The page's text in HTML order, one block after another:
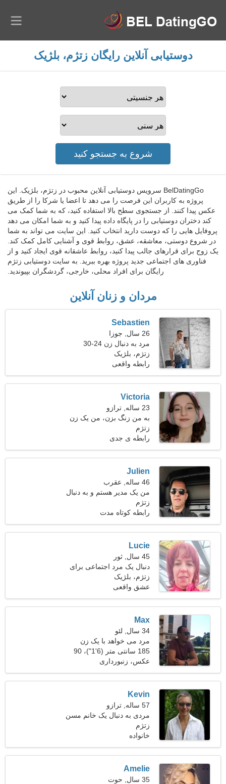
دوستیابی آنلاین رایگان زتژم، بلژیک
BelDatingGo سرویس دوستیابی آنلاین محبوب در زتژم، بلژیک. این
پروژه به کاربران این فرصت را می دهد تا اعضا یا شرکا را از طریق
عکس پیدا کنند. از جستجوی سطح بالا استفاده کنید، که به شما کمک می
کند دختران دوستیابی را در پایگاه داده پیدا کنید و به شما امکان می دهد
پروفایل هایی را که دوست دارید انتخاب کنید. این سایت می تواند به شما
در شروع دوستی، معاشقه، عشق، روابط قوی و آشنایی کامل کمک کند.
یک زوج برای قرارهای جالب پیدا کنید، روابط عاشقانه قوی ایجاد کنید و از
فناوری های اجتماعی جدید پروژه بهره ببرید. به سایت دوستیابی زتژم
رایگان برای افراد محلی، خارجی، گردشگران بپیوندید.
مردان و زنان آنلاین
Sebastien
26 سال, جوزا
مرد به دنبال زن 24-30
زتژم، بلژیک
رابطه واقعی
Victoria
23 ساله, ترازو
به من زنگ بزن، من یک زن
زیبا هستم
زتژم
رابطه ی جدی
Julien
46 ساله, عقرب
من یک مدیر هستم و به دنبال
یک زن زیبا هستم
زتژم
رابطه کوتاه مدت
Lucie
45 سال, ثور
دنبال یک مرد اجتماعی برای
زندگی هستم
زتژم، بلژیک
عشق واقعی
Max
34 سال, لئو
مرد می خواهد با یک زن
ملاقات کند
185 سانتی متر (6'1")، 90
کیلوگرم (198 پوند)
عکس، زنبورداری
Kevin
57 ساله, ترازو
مردی به دنبال یک خانم مسن
زتژم
خانواده
Amelie
35 سال, حوت